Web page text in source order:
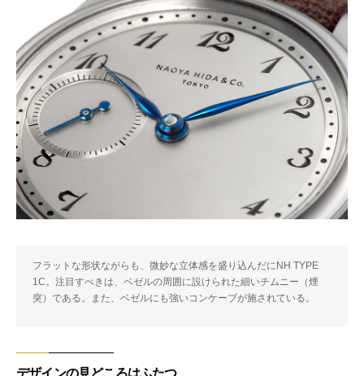
フラットな形状ながらも、微妙な立体感を盛り込んだにNH TYPE
1C。注目すべきは、ベゼルの周囲に設けられた細いチムニー（煙
突）である。また、ベゼルにも強いコンケーブが施されている。
デザインの見どころはふたつ